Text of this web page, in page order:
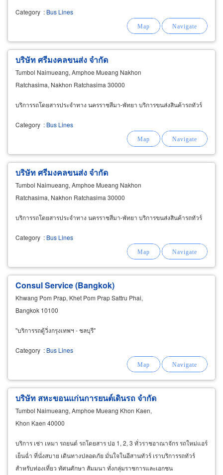
Category : Bus Lines
บริษัท ศรีมงคลขนส่ง จำกัด
Tumbol Naimueang, Amphoe Mueang Nakhon
Ratchasima, Nakhon Ratchasima 30000
บริการรถโดยสารประจำทาง นครราชสีมา-พัทยา บริการขนส่งสินค้ารถทัวร์
Category : Bus Lines
บริษัท ศรีมงคลขนส่ง จำกัด
Tumbol Naimueang, Amphoe Mueang Nakhon
Ratchasima, Nakhon Ratchasima 30000
บริการรถโดยสารประจำทาง นครราชสีมา-พัทยา บริการขนส่งสินค้ารถทัวร์
Category : Bus Lines
Consul Service (Bangkok)
Khwang Pom Prap, Khet Pom Prap Sattru Phai,
Bangkok 10100
"บริการรถตู้วิ่งกรุงเทพฯ - ชลบุรี"
Category : Bus Lines
บริษัท สหะขอนแก่นการยนต์เดินรถ จำกัด
Tumbol Naimueang, Amphoe Mueang Khon Kaen,
Khon Kaen 40000
บริการ เช่า เหมา รถยนต์ รถโดยสาร ปอ 1, 2, 3 ทั่วราชอาณาจักร รถใหม่แอร์
เย็นฉ่ำ ที่นั่งสบาย เดินทางปลอดภัย มั่นใจในอีสานทัวร์ เราบริการรถทัวร์
สำหรับท่องเที่ยว ทัศนศักษา สัมมนา ทั่งกลุ่มราชการและเอกชน